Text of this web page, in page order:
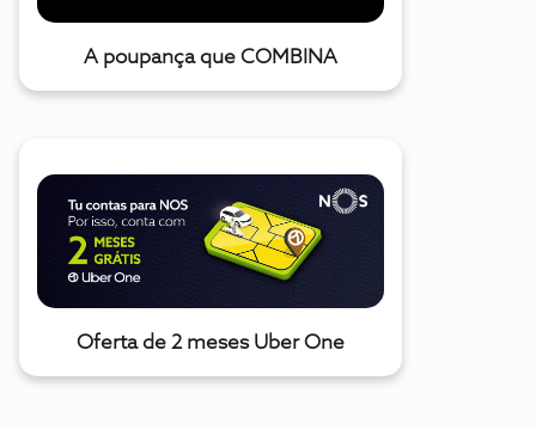
A poupança que COMBINA
Oferta de 2 meses Uber One